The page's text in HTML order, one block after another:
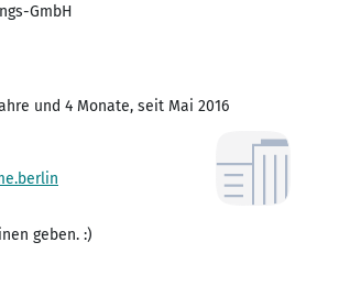
GmbH
und 4 Monate, seit Mai 2016
geben. :)